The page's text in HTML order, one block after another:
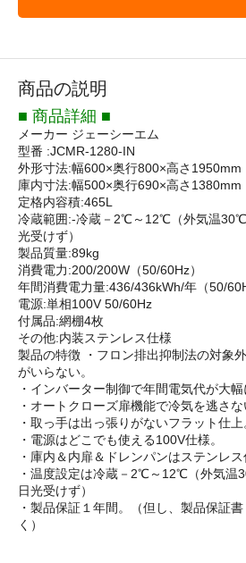
商品の説明
■ 商品詳細 ■
メーカー ジェーシーエム
型番 :JCMR-1280-IN
外形寸法:幅600×奥行800×高さ1950mm
庫内寸法:幅500×奥行690×高さ1380mm
定格内容積:465L
冷蔵範囲:-冷蔵－2℃～12℃（外気温30℃
光受けず）
製品質量:89kg
消費電力:200/200W（50/60Hz）
年間消費電力量:436/436kWh/年（50/
電源:単相100V 50/60Hz
付属品:網棚4枚
その他:内装ステンレス仕様
製品の特徴 ・フロン排出抑制法の対象
がいらない。
・インバーター制御で年間電気代が大幅
・オートクローズ扉機能で冷気を逃さな
・取っ手は出っ張りがないフラット仕上
・電源はどこでも使える100V仕様。
・庫内＆内扉＆ドレンパンはステンレ
・温度設定は冷蔵－2℃～12℃（外気温
日光受けず）
・製品保証１年間。（但し、製品保証
く）